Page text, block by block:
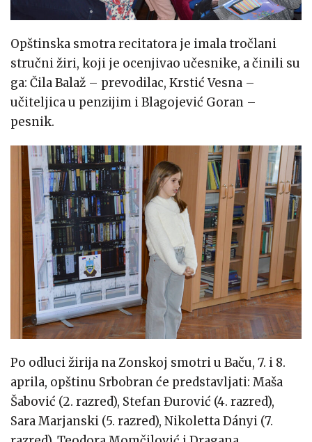
Opštinska smotra recitatora je imala tročlani
stručni žiri, koji je ocenjivao učesnike, a činili su
ga: Čila Balaž – prevodilac, Krstić Vesna –
učiteljica u penzijim i Blagojević Goran –
pesnik.
Po odluci žirija na Zonskoj smotri u Baču, 7. i 8.
aprila, opštinu Srbobran će predstavljati: Maša
Šabović (2. razred), Stefan Đurović (4. razred),
Sara Marjanski (5. razred), Nikoletta Dányi (7.